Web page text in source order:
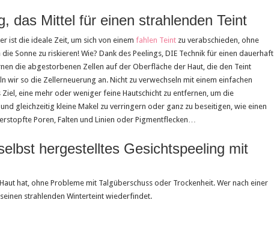
das Mittel für einen strahlenden Teint
ist die ideale Zeit, um sich von einem fahlen Teint zu verabschieden, ohne
Sonne zu riskieren! Wie? Dank des Peelings, DIE Technik für einen dauerhaft
die abgestorbenen Zellen auf der Oberfläche der Haut, die den Teint
wir so die Zellerneuerung an. Nicht zu verwechseln mit einem einfachen
Ziel, eine mehr oder weniger feine Hautschicht zu entfernen, um die
gleichzeitig kleine Makel zu verringern oder ganz zu beseitigen, wie einen
Poren, Falten und Linien oder Pigmentflecken…
hergestelltes Gesichtspeeling mit
hat, ohne Probleme mit Talgüberschuss oder Trockenheit. Wer nach einer
strahlenden Winterteint wiederfindet.